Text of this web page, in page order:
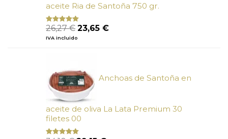
aceite Ria de Santoña 750 gr.
Valorado
con
5
26,27€ El
precio
23,65 €El
IVA incluido
Anchoas de Santoña en
aceite de oliva La Lata Premium 30
filetes 00